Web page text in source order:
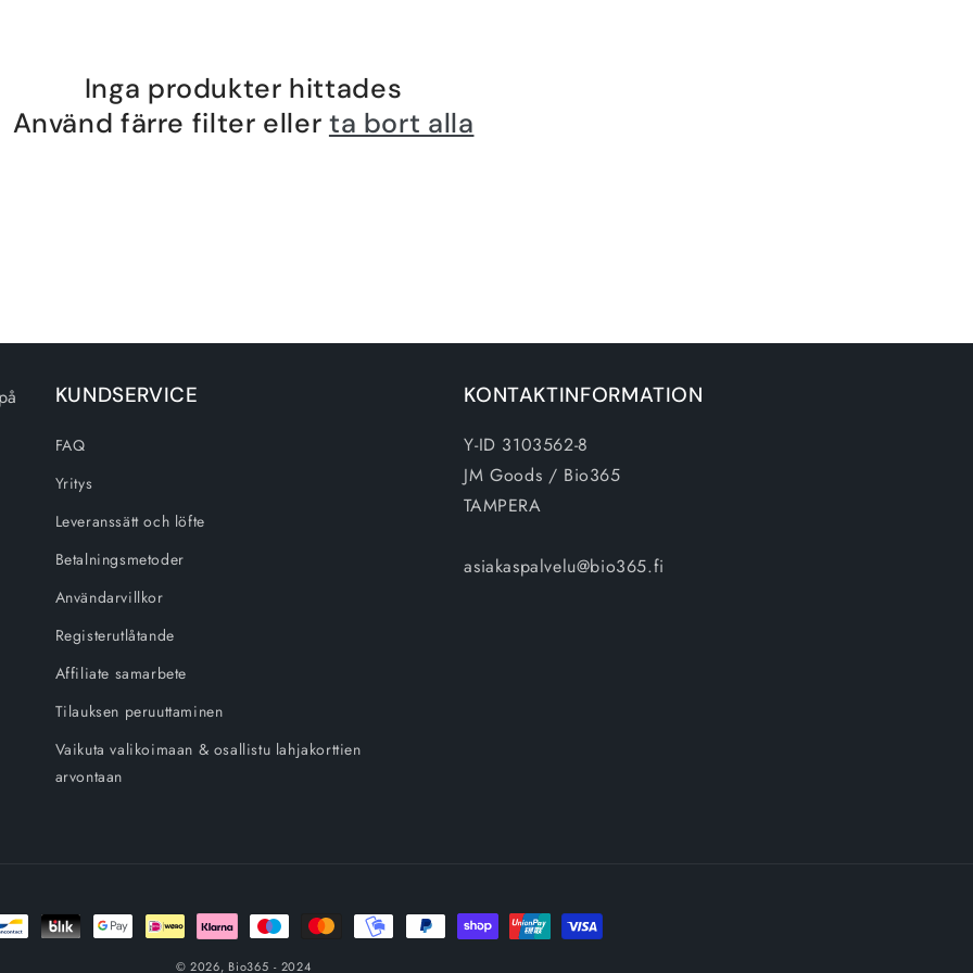
Inga produkter hittades
Använd färre filter eller ta bort alla
KUNDSERVICE
FAQ
Yritys
Leveranssätt och löfte
Betalningsmetoder
Användarvillkor
Registerutlåtande
Affiliate samarbete
Tilauksen peruuttaminen
Vaikuta valikoimaan & osallistu lahjakorttien
arvontaan
KONTAKTINFORMATION
Y-ID 3103562-8
JM Goods / Bio365
TAMPERA
asiakaspalvelu@bio365.fi
© 2026, Bio365 - 2024